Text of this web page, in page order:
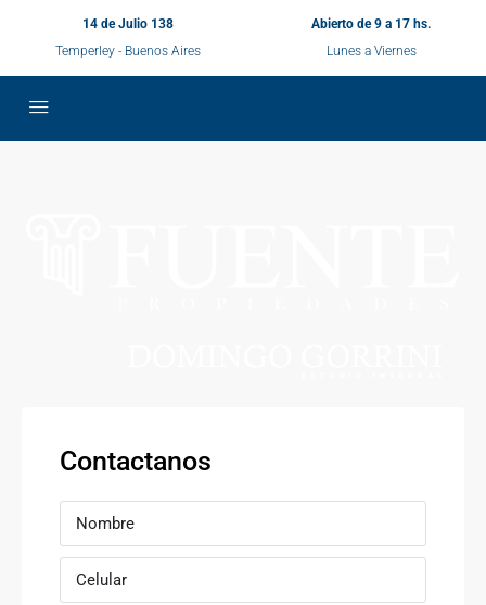
14 de Julio 138
Temperley - Buenos Aires
Abierto de 9 a 17 hs.
Lunes a Viernes
Contactanos